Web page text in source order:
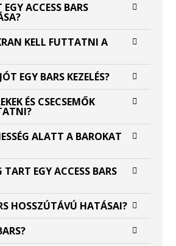
ACCESS BARS
KELL FUTTATNI A
EGY BARS KEZELÉS?
ÉS CSECSEMŐK
ALATT A BAROKAT
EGY ACCESS BARS
HOSSZÚTÁVÚ HATÁSAI?